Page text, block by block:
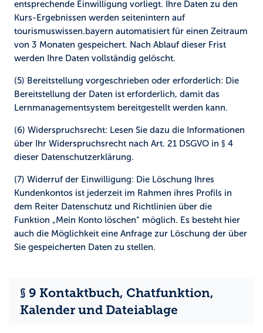
entsprechende Einwilligung vorliegt. Ihre Daten zu den
Kurs-Ergebnissen werden seitenintern auf
tourismuswissen.bayern automatisiert für einen Zeitraum
von 3 Monaten gespeichert. Nach Ablauf dieser Frist
werden Ihre Daten vollständig gelöscht.
(5) Bereitstellung vorgeschrieben oder erforderlich: Die
Bereitstellung der Daten ist erforderlich, damit das
Lernmanagementsystem bereitgestellt werden kann.
(6) Widerspruchsrecht: Lesen Sie dazu die Informationen
über Ihr Widerspruchsrecht nach Art. 21 DSGVO in § 4
dieser Datenschutzerklärung.
(7) Widerruf der Einwilligung: Die Löschung Ihres
Kundenkontos ist jederzeit im Rahmen ihres Profils in
dem Reiter Datenschutz und Richtlinien über die
Funktion „Mein Konto löschen“ möglich. Es besteht hier
auch die Möglichkeit eine Anfrage zur Löschung der über
Sie gespeicherten Daten zu stellen.
§ 9 Kontaktbuch, Chatfunktion,
Kalender und Dateiablage